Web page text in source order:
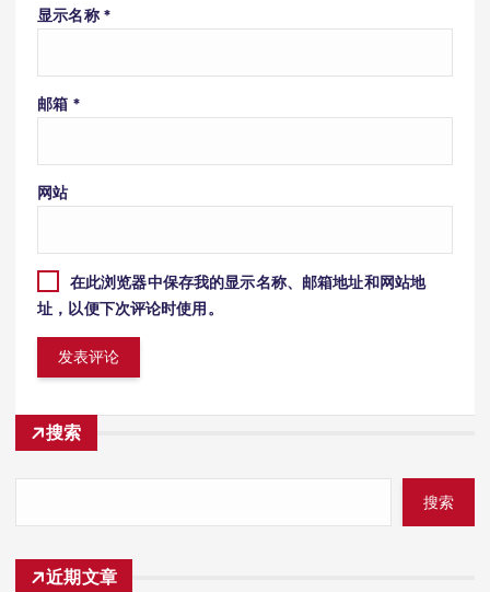
显示名称 *
邮箱 *
网站
在此浏览器中保存我的显示名称、邮箱地址和网站地
址，以便下次评论时使用。
搜索
搜索
近期文章